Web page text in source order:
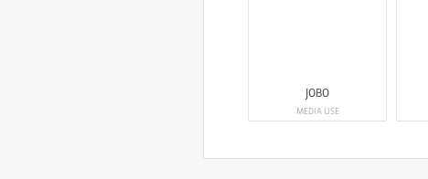
JOBO
MEDIA USE